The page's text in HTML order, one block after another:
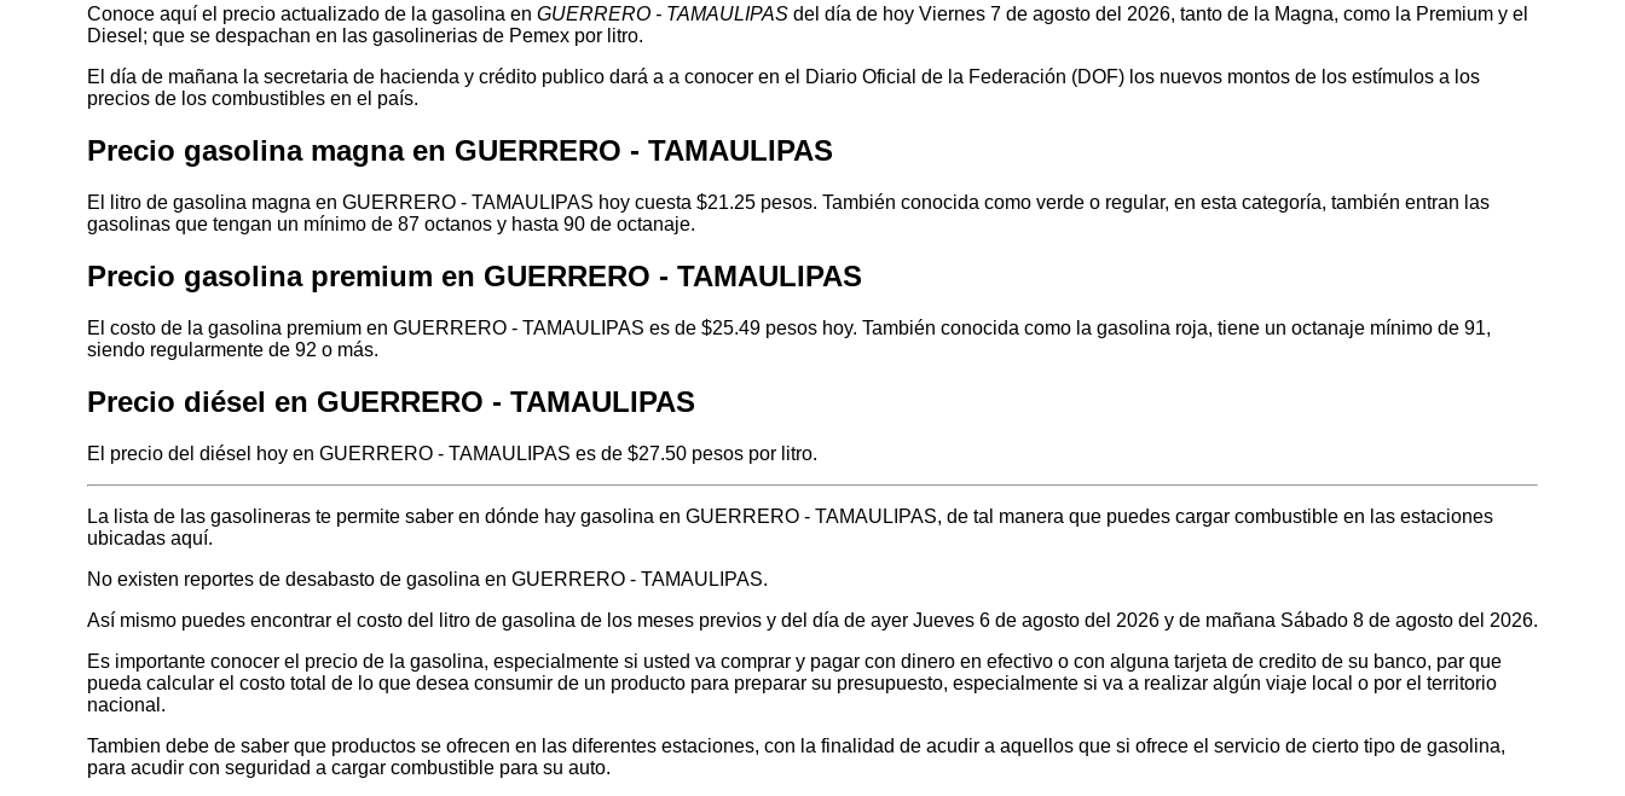
Conoce aquí el precio actualizado de la gasolina en GUERRERO - TAMAULIPAS del día de hoy Viernes 7 de agosto del 2026, tanto de la Magna, como la Premium y el
Diesel; que se despachan en las gasolinerias de Pemex por litro.
El día de mañana la secretaria de hacienda y crédito publico dará a a conocer en el Diario Oficial de la Federación (DOF) los nuevos montos de los estímulos a los
precios de los combustibles en el país.
Precio gasolina magna en GUERRERO - TAMAULIPAS
El litro de gasolina magna en GUERRERO - TAMAULIPAS hoy cuesta $21.25 pesos. También conocida como verde o regular, en esta categoría, también entran las
gasolinas que tengan un mínimo de 87 octanos y hasta 90 de octanaje.
Precio gasolina premium en GUERRERO - TAMAULIPAS
El costo de la gasolina premium en GUERRERO - TAMAULIPAS es de $25.49 pesos hoy. También conocida como la gasolina roja, tiene un octanaje mínimo de 91,
siendo regularmente de 92 o más.
Precio diésel en GUERRERO - TAMAULIPAS
El precio del diésel hoy en GUERRERO - TAMAULIPAS es de $27.50 pesos por litro.
La lista de las gasolineras te permite saber en dónde hay gasolina en GUERRERO - TAMAULIPAS, de tal manera que puedes cargar combustible en las estaciones
ubicadas aquí.
No existen reportes de desabasto de gasolina en GUERRERO - TAMAULIPAS.
Así mismo puedes encontrar el costo del litro de gasolina de los meses previos y del día de ayer Jueves 6 de agosto del 2026 y de mañana Sábado 8 de agosto del 2026.
Es importante conocer el precio de la gasolina, especialmente si usted va comprar y pagar con dinero en efectivo o con alguna tarjeta de credito de su banco, par que
pueda calcular el costo total de lo que desea consumir de un producto para preparar su presupuesto, especialmente si va a realizar algún viaje local o por el territorio
nacional.
Tambien debe de saber que productos se ofrecen en las diferentes estaciones, con la finalidad de acudir a aquellos que si ofrece el servicio de cierto tipo de gasolina,
para acudir con seguridad a cargar combustible para su auto.